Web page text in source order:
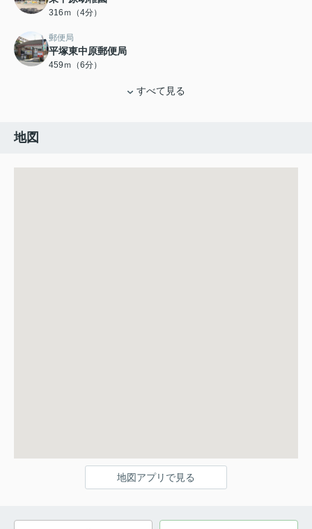
316ｍ（4分）
郵便局
平塚東中原郵便局
459ｍ（6分）
すべて見る
地図
地図アプリで見る